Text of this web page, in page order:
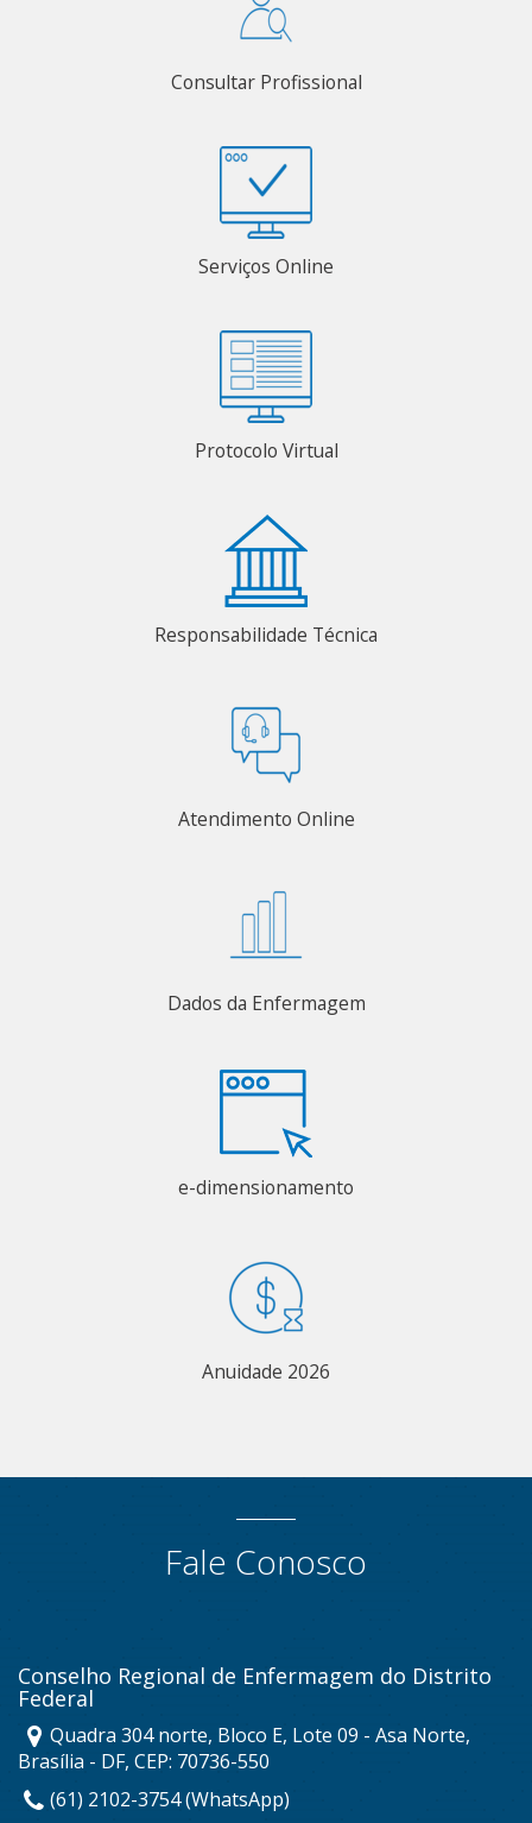
Consultar Profissional
Serviços Online
Protocolo Virtual
Responsabilidade Técnica
Atendimento Online
Dados da Enfermagem
e-dimensionamento
Anuidade 2026
Fale Conosco
Conselho Regional de Enfermagem do Distrito
Federal
Quadra 304 norte, Bloco E, Lote 09 - Asa Norte,
Brasília - DF, CEP: 70736-550
(61) 2102-3754 (WhatsApp)